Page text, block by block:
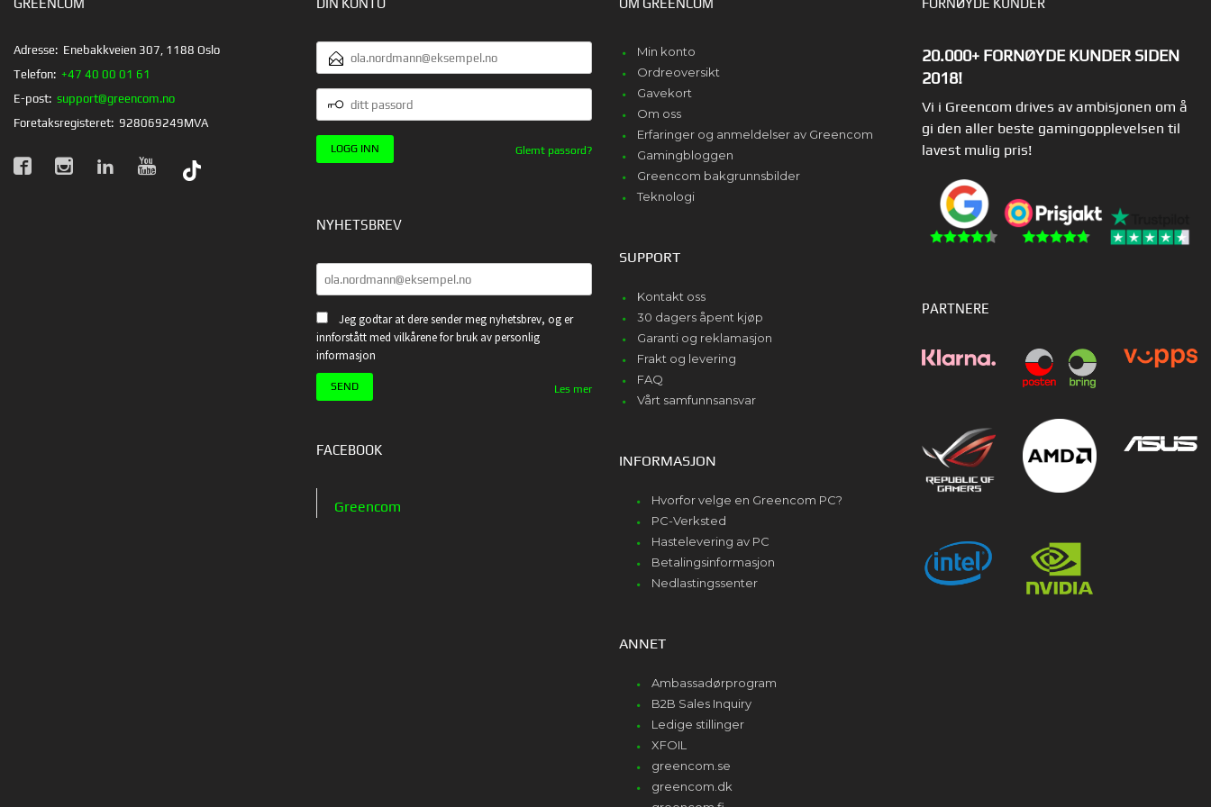
GREENCOM
Adresse: Enebakkveien 307, 1188 Oslo
Telefon: +47 40 00 01 61
E-post: support@greencom.no
Foretaksregisteret: 928069249MVA
DIN KONTO
POSTADRESSE
PASSORD
Glemt passord?
NYHETSBREV
Jeg godtar at dere sender meg nyhetsbrev, og er
innforstått med vilkårene for bruk av personlig
informasjon
Les mer
FACEBOOK
Greencom
OM GREENCOM
Min konto
Ordreoversikt
Gavekort
Om oss
Erfaringer og anmeldelser av Greencom
Gamingbloggen
Greencom bakgrunnsbilder
Teknologi
SUPPORT
Kontakt oss
30 dagers åpent kjøp
Garanti og reklamasjon
Frakt og levering
FAQ
Vårt samfunnsansvar
INFORMASJON
Hvorfor velge en Greencom PC?
PC-Verksted
Hastelevering av PC
Betalingsinformasjon
Nedlastingssenter
ANNET
Ambassadørprogram
B2B Sales Inquiry
Ledige stillinger
XFOIL
greencom.se
greencom.dk
FORNØYDE KUNDER
20.000+ FORNØYDE KUNDER SIDEN
2018!
Vi i Greencom drives av ambisjonen om å
gi den aller beste gamingopplevelsen til
lavest mulig pris!
PARTNERE